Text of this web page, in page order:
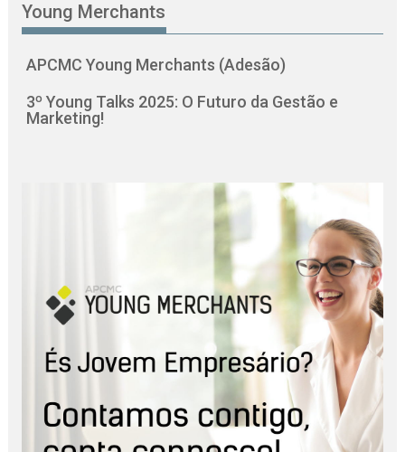
Young Merchants
APCMC Young Merchants (Adesão)
3º Young Talks 2025: O Futuro da Gestão e
Marketing!